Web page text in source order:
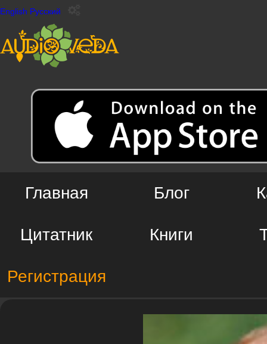
English Русский
Главная Блог
Цитатник Книги
Регистрация